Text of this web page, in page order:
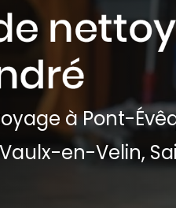
à Pont-
en-Velin,